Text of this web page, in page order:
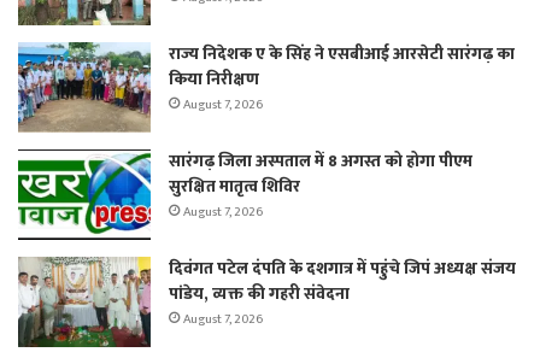
राज्य निदेशक ए के सिंह ने एसबीआई आरसेटी सारंगढ़ का
किया निरीक्षण
August 7, 2026
सारंगढ़ जिला अस्पताल में 8 अगस्त को होगा पीएम
सुरक्षित मातृत्व शिविर
August 7, 2026
दिवंगत पटेल दंपति के दशगात्र में पहुंचे जिपं अध्यक्ष संजय
पांडेय, व्यक्त की गहरी संवेदना
August 7, 2026